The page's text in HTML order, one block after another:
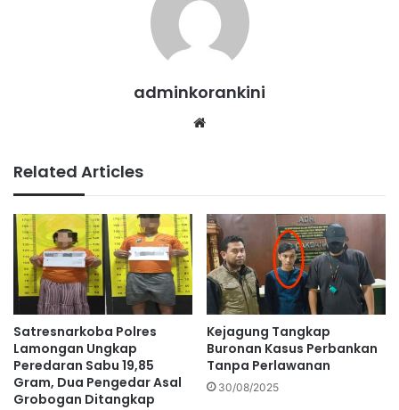
adminkorankini
Related Articles
Satresnarkoba Polres
Lamongan Ungkap
Peredaran Sabu 19,85
Gram, Dua Pengedar Asal
Grobogan Ditangkap
Kejagung Tangkap
Buronan Kasus Perbankan
Tanpa Perlawanan
30/08/2025